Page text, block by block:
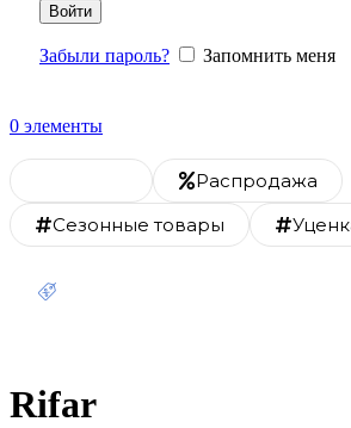
Войти
Забыли пароль? Запомнить меня
0 элементы
Распродажа
Сезонные товары
Rifar